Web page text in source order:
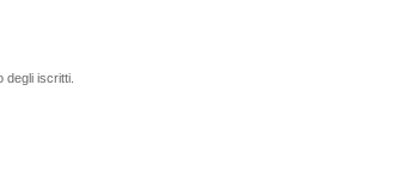
degli iscritti.